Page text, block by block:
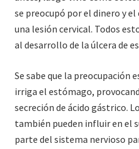
se preocupó por el dinero y
una lesión cervical. Todos
al desarrollo de la úlcera de
Se sabe que la preocupación
irriga el estómago,
secreción de ácido gástrico.
también pueden influir en el
parte del sistema nervioso